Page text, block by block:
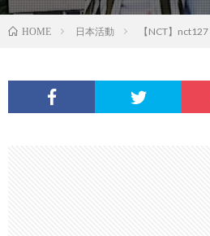
HOME 日本活動 【NCT】